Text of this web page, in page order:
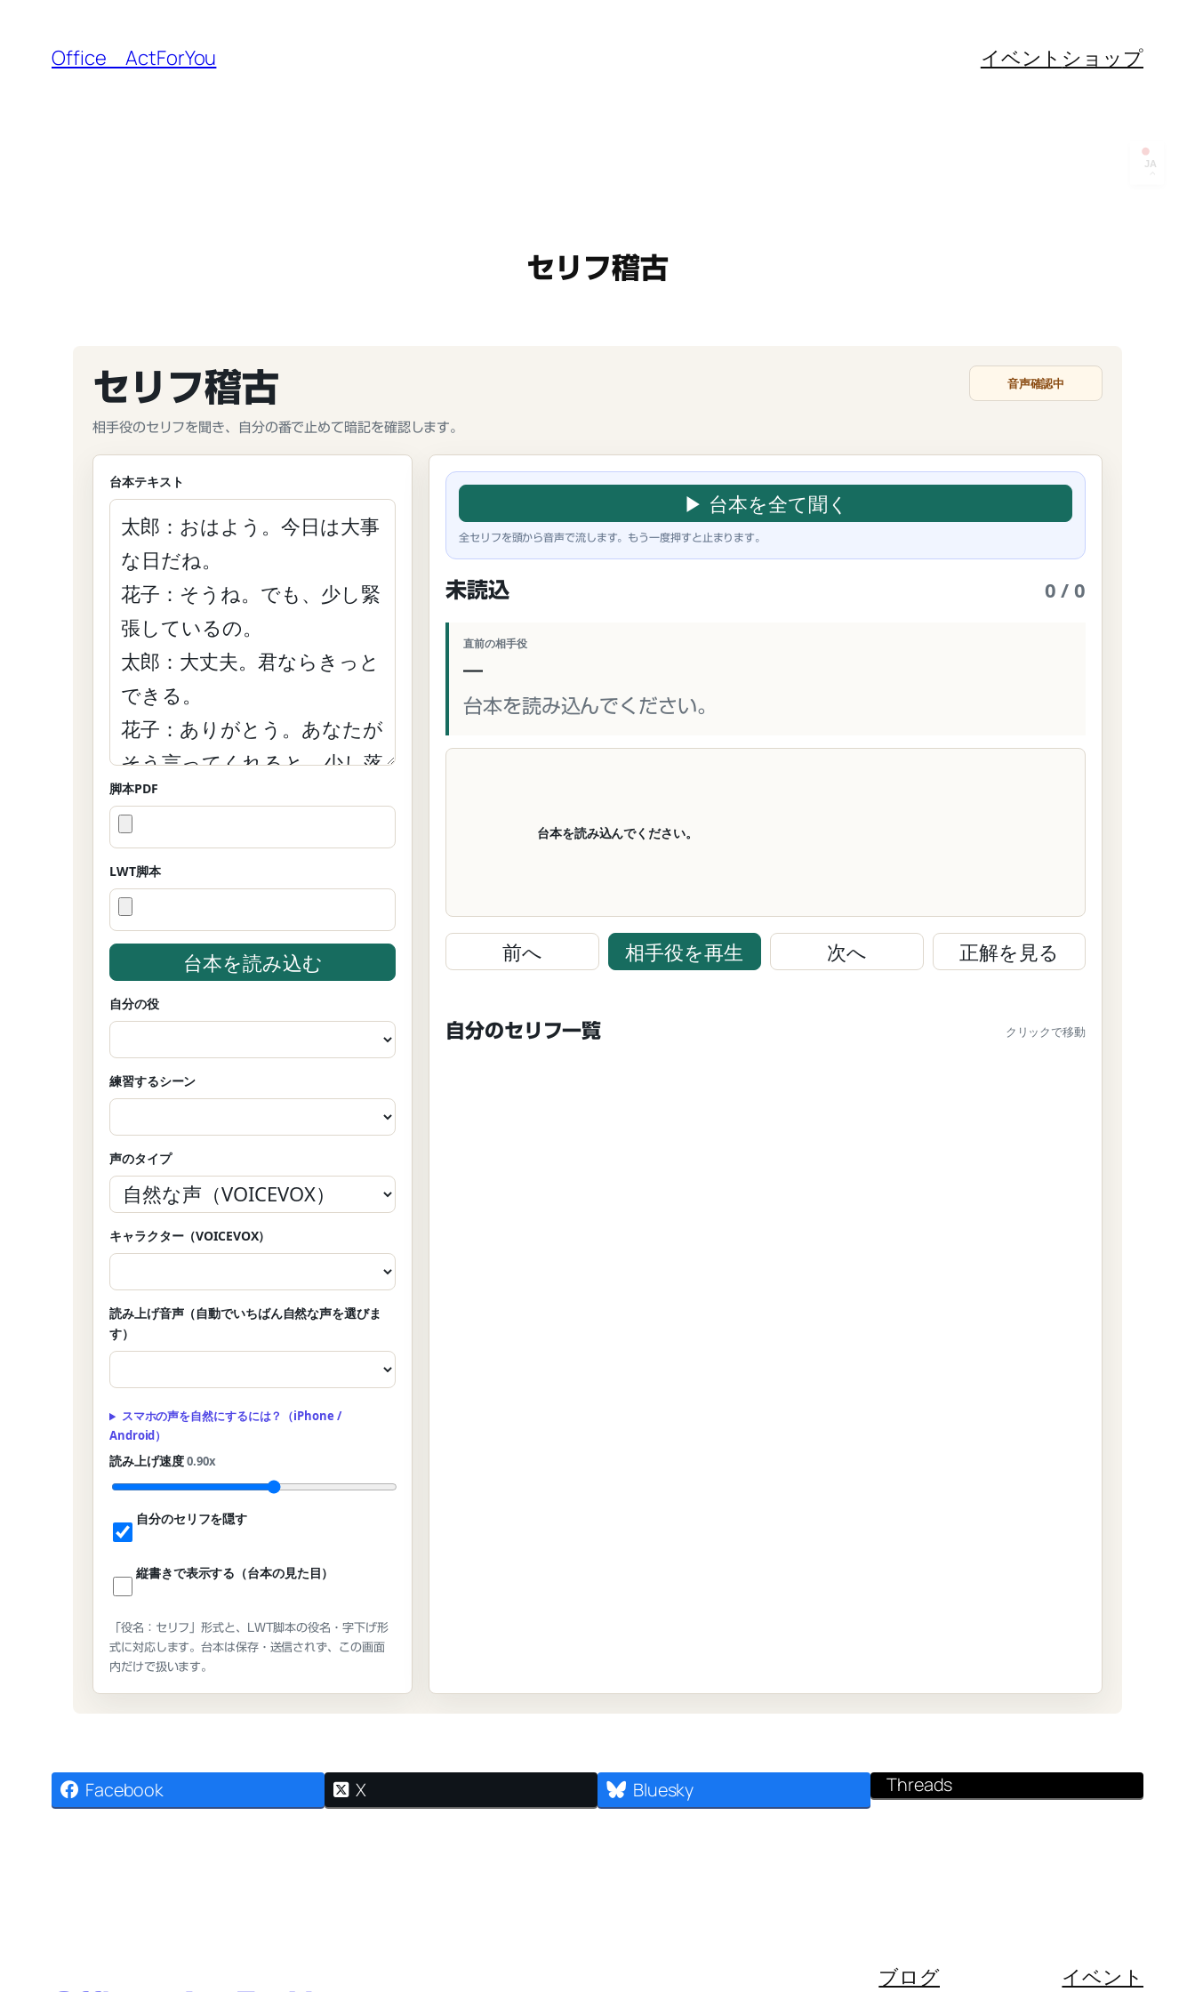
Office ActForYou イベント ショップ
セリフ稽古
セリフ稽古
相手役のセリフを聞き、自分の番で止めて暗記を確認します。
音声確認中
台本テキスト
脚本PDF
LWT脚本
台本を読み込む
自分の役
練習するシーン
声のタイプ
キャラクター（VOICEVOX）
読み上げ音声（自動でいちばん自然な声を選びま
す）
スマホの声を自然にするには？（iPhone /
Android）
読み上げ速度0.90x
自分のセリフを隠す
縦書きで表示する（台本の見た目）
「役名：セリフ」形式と、LWT脚本の役名・字下げ形
式に対応します。台本は保存・送信されず、この画面
内だけで扱います。
▶ 台本を全て聞く
全セリフを頭から音声で流します。もう一度押すと止まります。
未読込 0 / 0
直前の相手役
—
台本を読み込んでください。
前へ 相手役を再生 次へ 正解を見る
自分のセリフ一覧 クリックで移動
Facebook X Bluesky Threads
ブログ
イベント
JA